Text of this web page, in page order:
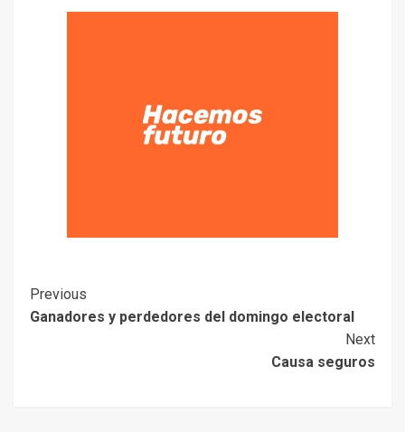
Previous
Ganadores y perdedores del domingo electoral
Next
Causa seguros